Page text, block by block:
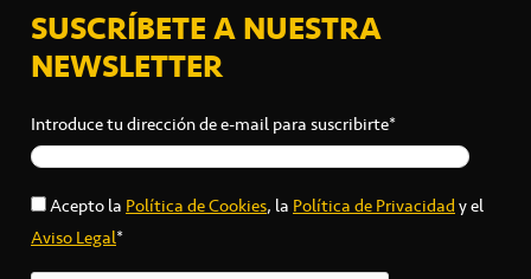
SUSCRÍBETE A NUESTRA
NEWSLETTER
Introduce tu dirección de e-mail para suscribirte*
Acepto laPolítica de Cookies, laPolítica de Privacidady el
Aviso Legal*